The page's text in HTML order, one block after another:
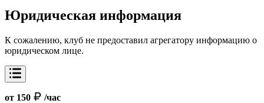
Юридическая информация
К сожалению, клуб не предоставил агрегатору информацию о
юридическом лице.
от 150 /час